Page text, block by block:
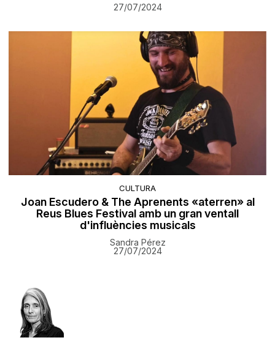
27/07/2024
CULTURA
Joan Escudero & The Aprenents «aterren» al
Reus Blues Festival amb un gran ventall
d'influències musicals
Sandra Pérez
27/07/2024